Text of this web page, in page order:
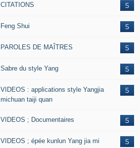
5
CITATIONS
5
Feng Shui
5
PAROLES DE MAÎTRES
5
Sabre du style Yang
5
VIDEOS : applications style Yangjia
michuan taiji quan
5
VIDEOS ; Documentaires
5
VIDEOS ; épée kunlun Yang jia mi